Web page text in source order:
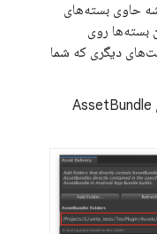
حاوی بسته‌های
بسته‌ها روی
دیگری که شما
برای AssetBundle